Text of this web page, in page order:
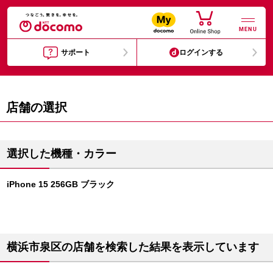
MENU
サポート ログインする
店舗の選択
選択した機種・カラー
iPhone 15 256GB ブラック
横浜市泉区の店舗を検索した結果を表示しています